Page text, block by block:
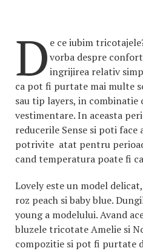
D e ce iubim
vorba despre
ingrijirea relativ
ca pot fi purtate mai multe
sau tip layers, in combinatie
vestimentare. In aceasta
reducerile Sense si poti
potrivite atat pentru
cand temperatura poate fi
Lovely este un model
roz peach si baby blue.
young a modelului. Avand
bluzele tricotate Amelie si
compozitie si pot fi purtate